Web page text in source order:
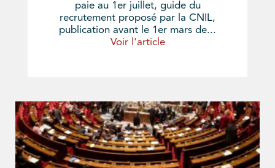
paie au 1er juillet, guide du
recrutement proposé par la CNIL,
publication avant le 1er mars de...
Voir l'article